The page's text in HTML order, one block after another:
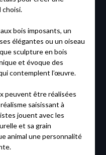
choisi.
bois imposants, un
élégantes ou un oiseau
sculpture en bois
et évoque des
contemplent l’œuvre.
peuvent être réalisées
saisissant à
jouent avec les
et sa grain
animal une personnalité